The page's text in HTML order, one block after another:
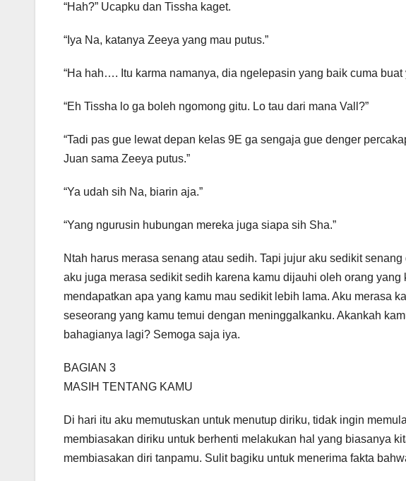
“Hah?” Ucapku dan Tissha kaget.
“Iya Na, katanya Zeeya yang mau putus.”
“Ha hah…. Itu karma namanya, dia ngelepasin yang baik cuma
“Eh Tissha lo ga boleh ngomong gitu. Lo tau dari mana Vall?”
“Tadi pas gue lewat depan kelas 9E ga sengaja gue denger
Juan sama Zeeya putus.”
“Ya udah sih Na, biarin aja.”
“Yang ngurusin hubungan mereka juga siapa sih Sha.”
Ntah harus merasa senang atau sedih. Tapi jujur aku sedikit
aku juga merasa sedikit sedih karena kamu dijauhi oleh orang
mendapatkan apa yang kamu mau sedikit lebih lama. Aku merasa
seseorang yang kamu temui dengan meninggalkanku. Akankah
bahagianya lagi? Semoga saja iya.
BAGIAN 3
MASIH TENTANG KAMU
Di hari itu aku memutuskan untuk menutup diriku, tidak ingin
membiasakan diriku untuk berhenti melakukan hal yang biasanya
membiasakan diri tanpamu. Sulit bagiku untuk menerima fakta